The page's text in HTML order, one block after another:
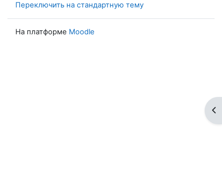
Переключить на стандартную тему
На платформе Moodle